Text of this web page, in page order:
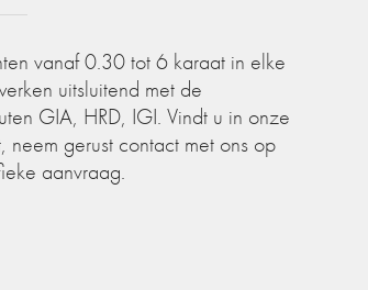
vanaf 0.30 tot 6 karaat in elke
uitsluitend met de
GIA, HRD, IGI. Vindt u in onze
gerust contact met ons op
aanvraag.